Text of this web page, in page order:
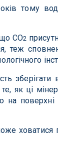
тому
CO2
теж
як ці
поверхні